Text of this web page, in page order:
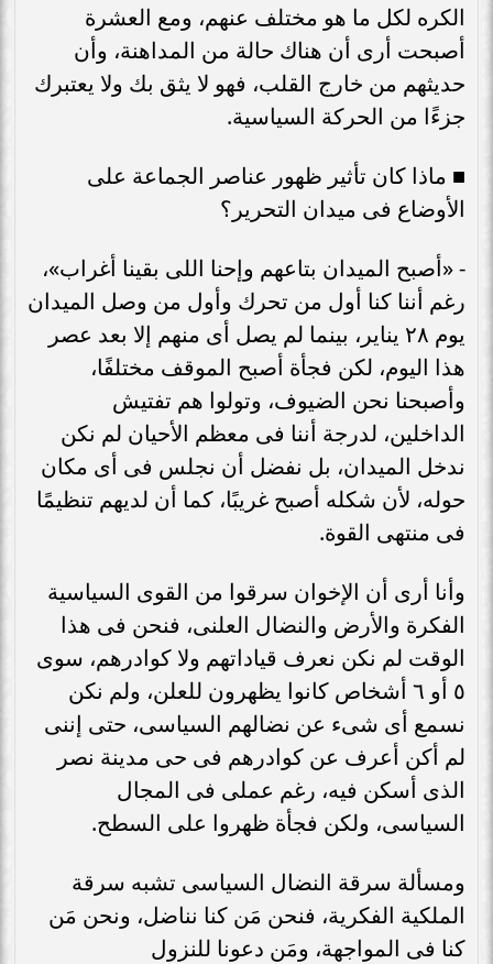
الكره لكل ما هو مختلف عنهم، ومع العشرة
أصبحت أرى أن هناك حالة من المداهنة، وأن
حديثهم من خارج القلب، فهو لا يثق بك ولا يعتبرك
جزءًا من الحركة السياسية.
■ ماذا كان تأثير ظهور عناصر الجماعة على
الأوضاع فى ميدان التحرير؟
- «أصبح الميدان بتاعهم وإحنا اللى بقينا أغراب»،
رغم أننا كنا أول من تحرك وأول من وصل الميدان
يوم ٢٨ يناير، بينما لم يصل أى منهم إلا بعد عصر
هذا اليوم، لكن فجأة أصبح الموقف مختلفًا،
وأصبحنا نحن الضيوف، وتولوا هم تفتيش
الداخلين، لدرجة أننا فى معظم الأحيان لم نكن
ندخل الميدان، بل نفضل أن نجلس فى أى مكان
حوله، لأن شكله أصبح غريبًا، كما أن لديهم تنظيمًا
فى منتهى القوة.
وأنا أرى أن الإخوان سرقوا من القوى السياسية
الفكرة والأرض والنضال العلنى، فنحن فى هذا
الوقت لم نكن نعرف قياداتهم ولا كوادرهم، سوى
٥ أو ٦ أشخاص كانوا يظهرون للعلن، ولم نكن
نسمع أى شىء عن نضالهم السياسى، حتى إننى
لم أكن أعرف عن كوادرهم فى حى مدينة نصر
الذى أسكن فيه، رغم عملى فى المجال
السياسى، ولكن فجأة ظهروا على السطح.
ومسألة سرقة النضال السياسى تشبه سرقة
الملكية الفكرية، فنحن مَن كنا نناضل، ونحن مَن
كنا فى المواجهة، ومَن دعونا للنزول